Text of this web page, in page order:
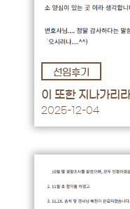
선임후기
이 또한 지나가리
2025-12-04